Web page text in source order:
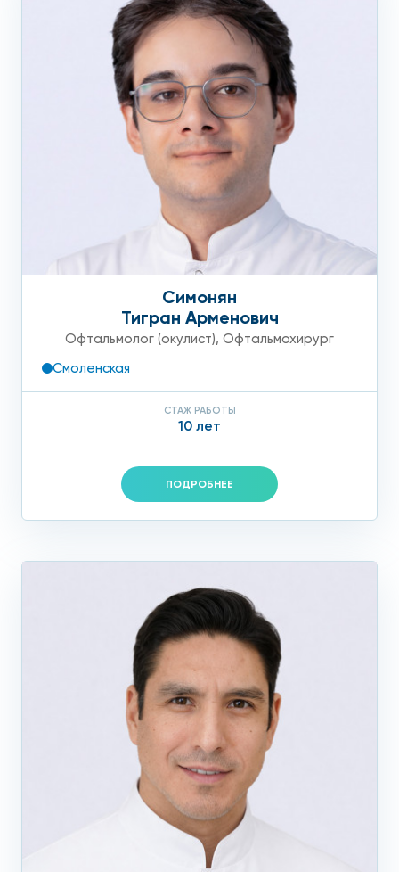
Симонян
Тигран Арменович
Офтальмолог (окулист), Офтальмохирург
Смоленская
СТАЖ РАБОТЫ
10 лет
ПОДРОБНЕЕ